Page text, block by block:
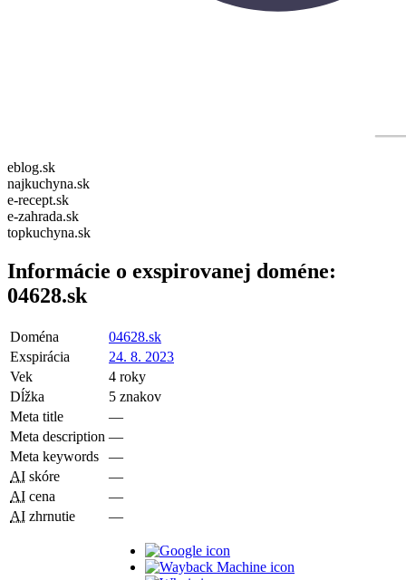
eblog.sk
najkuchyna.sk
e-recept.sk
e-zahrada.sk
topkuchyna.sk
Informácie o exspirovanej doméne:
04628.sk
Doména
04628.sk
Exspirácia
24. 8. 2023
Vek
4 roky
Dĺžka
5 znakov
Meta title
—
Meta description —
Meta keywords
—
AI skóre
—
AI cena
—
AI zhrnutie —